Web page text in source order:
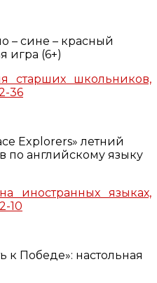
– сине – красный
игра (6+)
старших школьников,
36
Explorers» летний
по английскому языку
иностранных языках,
10
к Победе»: настольная